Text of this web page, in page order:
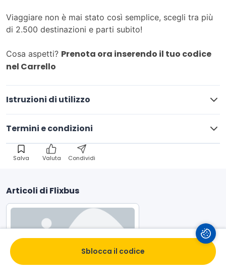
Viaggiare non è mai stato così semplice, scegli tra più
di 2.500 destinazioni e parti subito!
Cosa aspetti? Prenota ora inserendo il tuo codice
nel Carrello
Istruzioni di utilizzo
Termini e condizioni
Salva Valuta Condividi
Articoli di Flixbus
Viaggia e risparmia con lo
sconto studenti Flixbus!
Sblocca il codice